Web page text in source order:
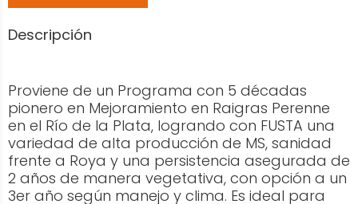
Descripción
Proviene de un Programa con 5 décadas
pionero en Mejoramiento en Raigras Perenne
en el Río de la Plata, logrando con FUSTA una
variedad de alta producción de MS, sanidad
frente a Roya y una persistencia asegurada de
2 años de manera vegetativa, con opción a un
3er año según manejo y clima. Es ideal para